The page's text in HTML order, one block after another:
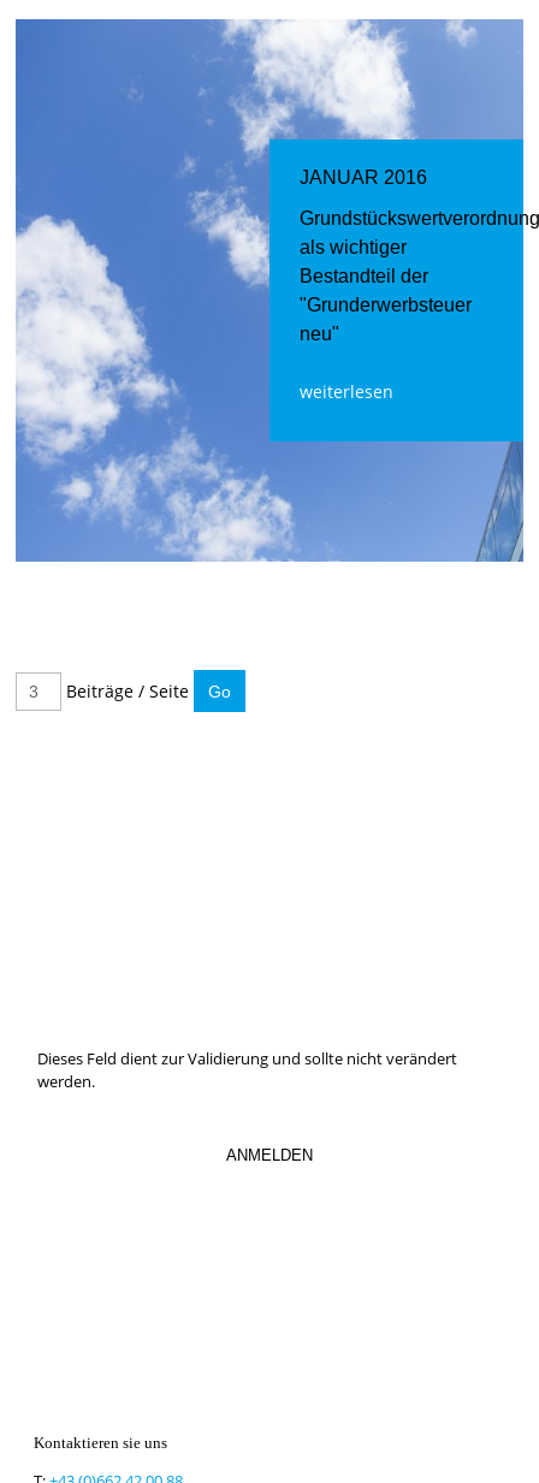
JANUAR 2016
Grundstückswertverordnung
als wichtiger
Bestandteil der
"Grunderwerbsteuer
neu"
weiterlesen
Beiträge / Seite
Dieses Feld dient zur Validierung und sollte nicht verändert
werden.
Kontaktieren sie uns